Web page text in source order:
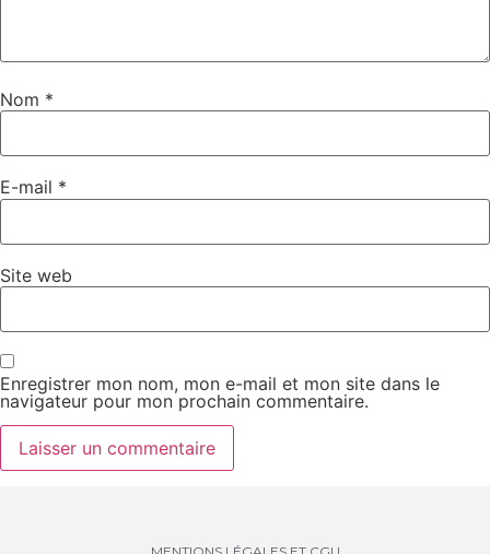
Nom *
E-mail *
Site web
Enregistrer mon nom, mon e-mail et mon site dans le
navigateur pour mon prochain commentaire.